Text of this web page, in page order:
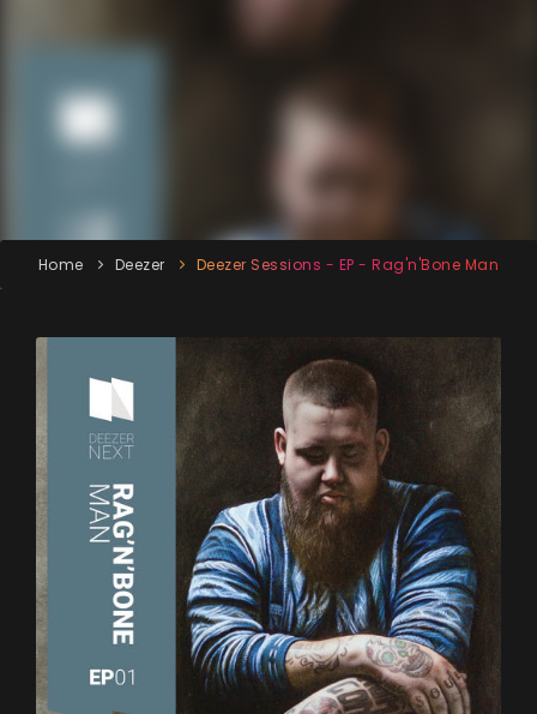
Home Deezer Deezer Sessions - EP - Rag'n'Bone Man